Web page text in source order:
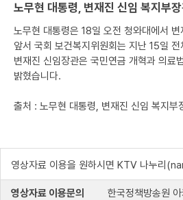
노무현 대통령, 변재진 신임 복지부
노무현 대통령은 18일 오전 청와대에서
앞서 국회 보건복지위원회는 지난 15일
변재진 신임장관은 국민연금 개혁과 의료
밝혔습니다.
출처 : 노무현 대통령, 변재진 신임 복지부
영상자료 이용을 원하시면 KTV 나누리
영상자료 이용문의 한국정책방송원